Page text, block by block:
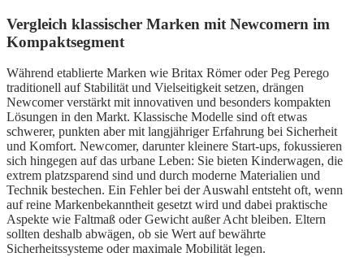
Vergleich klassischer Marken mit Newcomern im
Kompaktsegment
Während etablierte Marken wie Britax Römer oder Peg Perego
traditionell auf Stabilität und Vielseitigkeit setzen, drängen
Newcomer verstärkt mit innovativen und besonders kompakten
Lösungen in den Markt. Klassische Modelle sind oft etwas
schwerer, punkten aber mit langjähriger Erfahrung bei Sicherheit
und Komfort. Newcomer, darunter kleinere Start-ups, fokussieren
sich hingegen auf das urbane Leben: Sie bieten Kinderwagen, die
extrem platzsparend sind und durch moderne Materialien und
Technik bestechen. Ein Fehler bei der Auswahl entsteht oft, wenn
auf reine Markenbekanntheit gesetzt wird und dabei praktische
Aspekte wie Faltmaß oder Gewicht außer Acht bleiben. Eltern
sollten deshalb abwägen, ob sie Wert auf bewährte
Sicherheitssysteme oder maximale Mobilität legen.